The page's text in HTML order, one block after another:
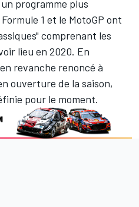
programme plus
1 et le MotoGP ont
comprenant les
lieu en 2020. En
revanche renoncé à
ouverture de la saison,
pour le moment.